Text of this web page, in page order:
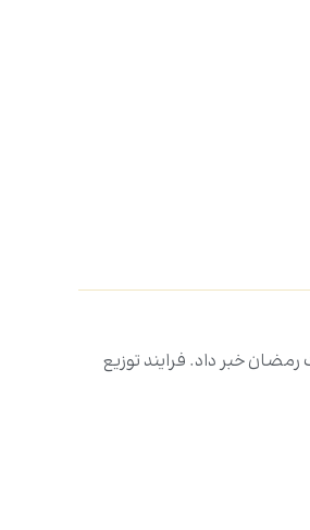
از ابتدای ماه مبارک رمضان خبر داد. فرایند توزیع